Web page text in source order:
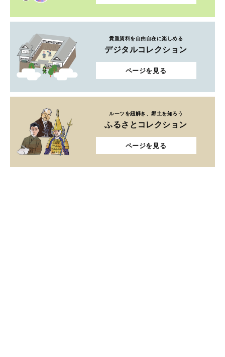
貴重資料を自由自在に楽しめる
デジタルコレクション
ページを見る
ルーツを紐解き、郷土を知ろう
ふるさとコレクション
ページを見る